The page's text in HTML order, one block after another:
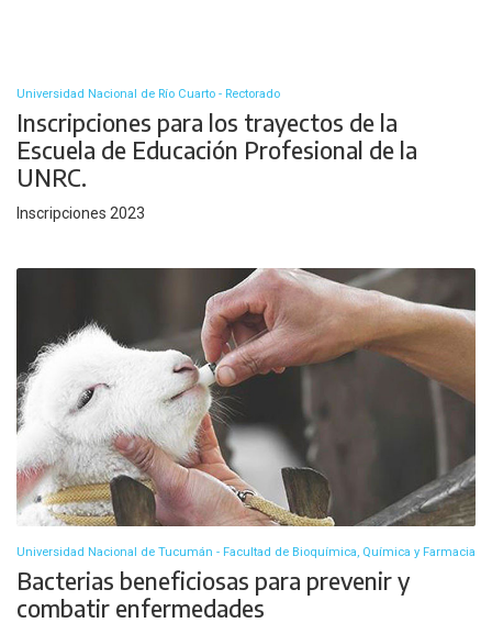
Universidad Nacional de Río Cuarto - Rectorado
Inscripciones para los trayectos de la
Escuela de Educación Profesional de la
UNRC.
Inscripciones 2023
Universidad Nacional de Tucumán - Facultad de Bioquímica, Química y Farmacia
Bacterias beneficiosas para prevenir y
combatir enfermedades